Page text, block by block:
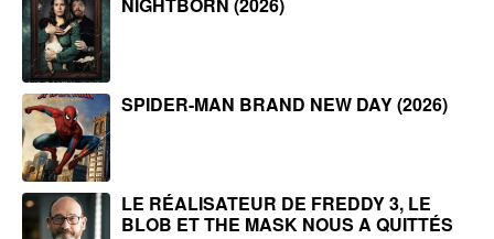
NIGHTBORN (2026)
SPIDER-MAN BRAND NEW DAY (2026)
LE RÉALISATEUR DE FREDDY 3, LE
BLOB ET THE MASK NOUS A QUITTÉS